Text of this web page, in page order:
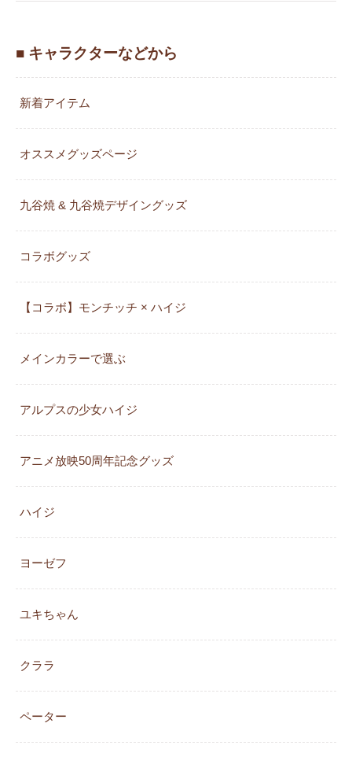
■ キャラクターなどから
新着アイテム
オススメグッズページ
九谷焼 & 九谷焼デザイングッズ
コラボグッズ
【コラボ】モンチッチ × ハイジ
メインカラーで選ぶ
アルプスの少女ハイジ
アニメ放映50周年記念グッズ
ハイジ
ヨーゼフ
ユキちゃん
クララ
ペーター